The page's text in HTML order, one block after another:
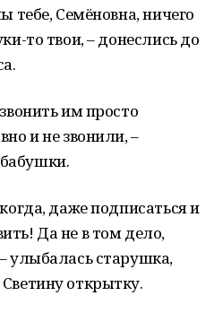
тебе, Семёновна, ничего
то твои, – донеслись до
им просто
и не звонили, –
даже подписаться и
Да не в том дело,
улыбалась старушка,
открытку.